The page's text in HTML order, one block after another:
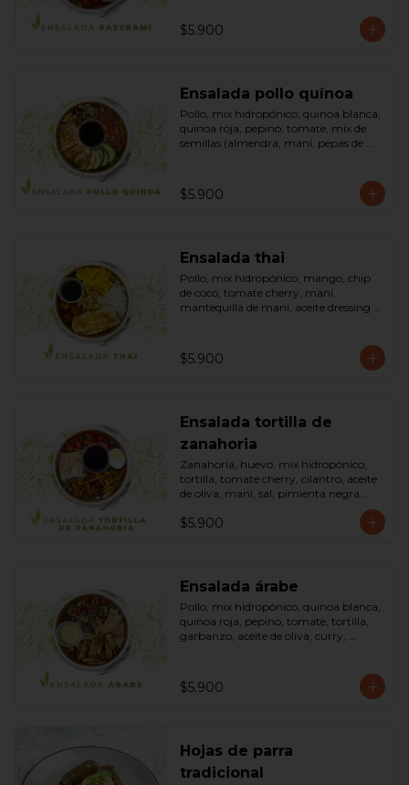
(vinagre de vino blanco, azúcar,
mostaza). Bowl.
$5.900
Ensalada pollo quínoa
Pollo, mix hidropónico, quinoa blanca,
quinoa roja, pepino, tomate, mix de
semillas (almendra, maní, pepas de
mostaza (salsa de soya, azúcar, limón,
aceite de sésamo y mostaza). Bowl.
$5.900
Ensalada thai
Pollo, mix hidropónico, mango, chip
de coco, tomate cherry, maní,
mantequilla de maní, aceite dressing
$5.900
Ensalada tortilla de
zanahoria
Zanahoria, huevo, mix hidropónico,
tortilla, tomate cherry, cilantro, aceite
de oliva, maní, sal, pimienta negra
soya, azúcar, limón, aceite de sésamo
$5.900
Ensalada árabe
Pollo, mix hidropónico, quinoa blanca,
quinoa roja, pepino, tomate, tortilla,
garbanzo, aceite de oliva, curry,
Bowl.
$5.900
Hojas de parra
tradicional